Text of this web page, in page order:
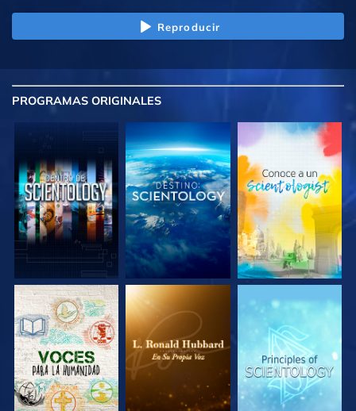
Reproducir
PROGRAMAS ORIGINALES
EXPLORA LAS
SERIES
EXPLORA LAS
SERIES
EXPLORA LAS
SERIES